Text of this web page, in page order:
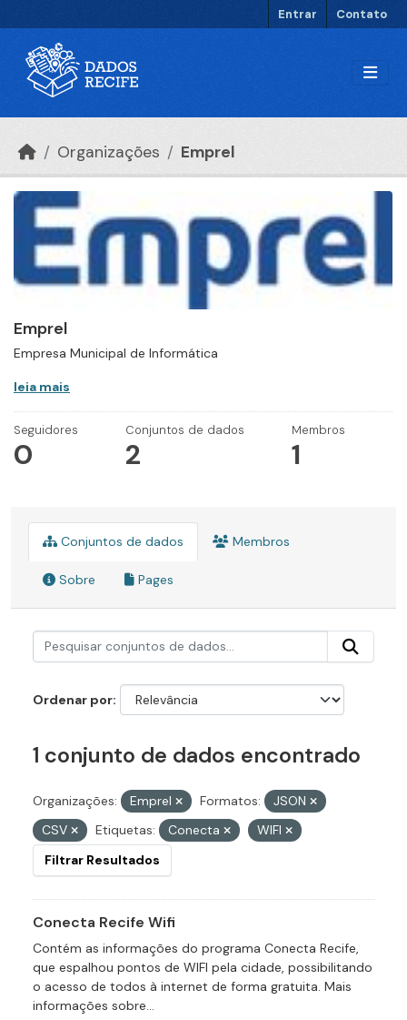
Entrar Contato
Organizações Emprel
Emprel
Empresa Municipal de Informática
leia mais
Seguidores
0
Conjuntos de dados
2
Membros
1
Conjuntos de dados Membros
Sobre Pages
Ordenar por
1 conjunto de dados encontrado
Organizações: Emprel Formatos:
JSON
CSV
Etiquetas: Conecta
WIFI
Filtrar Resultados
Conecta Recife Wifi
Contém as informações do programa Conecta Recife,
que espalhou pontos de WIFI pela cidade, possibilitando
o acesso de todos à internet de forma gratuita. Mais
informações sobre...